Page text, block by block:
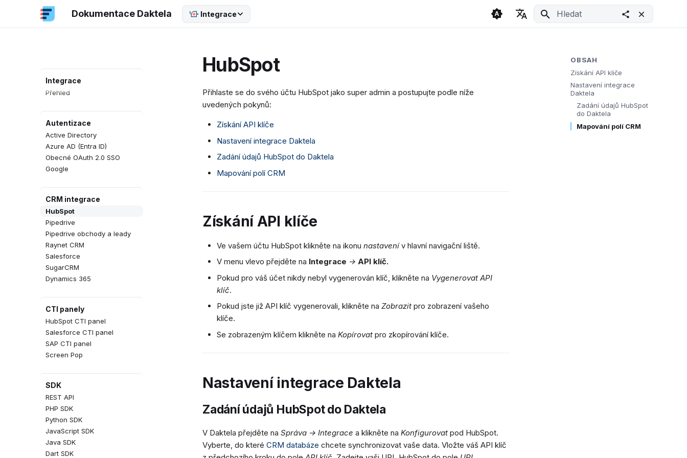
Dokumentace Daktela Integrace
Integrace
Přehled
Autentizace
Active Directory
Azure AD (Entra ID)
Obecné OAuth 2.0 SSO
Google
CRM integrace
HubSpot
Pipedrive
Pipedrive obchody a leady
Raynet CRM
Salesforce
SugarCRM
Dynamics 365
CTI panely
HubSpot CTI panel
Salesforce CTI panel
SAP CTI panel
Screen Pop
SDK
REST API
PHP SDK
Python SDK
JavaScript SDK
Java SDK
Dart SDK
OBSAH
Získání API klíče
Nastavení integrace
Daktela
Zadání údajů HubSpot
do Daktela
Mapování polí CRM
HubSpot
Přihlaste se do svého účtu HubSpot jako super admin a postupujte podle níže
uvedených pokynů:
Získání API klíče
Nastavení integrace Daktela
Zadání údajů HubSpot do Daktela
Mapování polí CRM
Získání API klíče
Ve vašem účtu HubSpot klikněte na ikonunastavenív hlavní navigační liště.
V menu vlevo přejděte na Integrace → API klíč.
Pokud pro váš účet nikdy nebyl vygenerován klíč, klikněte na Vygenerovat API
klíč.
Pokud jste již API klíč vygenerovali, klikněte naZobrazit pro zobrazení vašeho
klíče.
Se zobrazeným klíčem klikněte naKopírovat pro zkopírování klíče.
Nastavení integrace Daktela
Zadání údajů HubSpot do Daktela
V Daktela přejděte na Správa → Integrace a klikněte na Konfigurovat pod HubSpot.
Vyberte, do které CRM databáze chcete synchronizovat vaše data. Vložte váš API klíč